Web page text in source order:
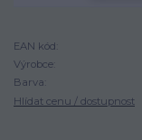
EAN kód:
Výrobce:
Barva:
Hlídat cenu / dostupnost